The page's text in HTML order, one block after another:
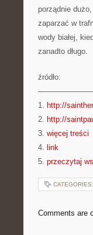
porządnie
zaparzać w
wody białej,
zanadto długo.
źródło:
1. http://
2. http://
3. więcej treści
4. link
5. przeczytaj
CATEGORIES:
Comments are